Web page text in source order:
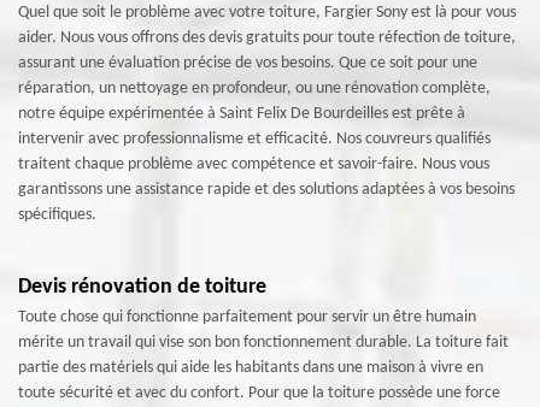
Quel que soit le problème avec votre toiture, Fargier Sony est là pour vous
aider. Nous vous offrons des devis gratuits pour toute réfection de toiture,
assurant une évaluation précise de vos besoins. Que ce soit pour une
réparation, un nettoyage en profondeur, ou une rénovation complète,
notre équipe expérimentée à Saint Felix De Bourdeilles est prête à
intervenir avec professionnalisme et efficacité. Nos couvreurs qualifiés
traitent chaque problème avec compétence et savoir-faire. Nous vous
garantissons une assistance rapide et des solutions adaptées à vos besoins
spécifiques.
Devis rénovation de toiture
Toute chose qui fonctionne parfaitement pour servir un être humain
mérite un travail qui vise son bon fonctionnement durable. La toiture fait
partie des matériels qui aide les habitants dans une maison à vivre en
toute sécurité et avec du confort. Pour que la toiture possède une force